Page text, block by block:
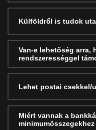
Külföldről is tudok
Van-e lehetőség arra,
rendszerességgel
Lehet postai csekkel/
Miért vannak a